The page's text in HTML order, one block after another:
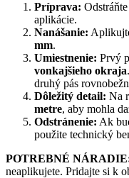
Príprava:
aplikácie.
Nanášanie:
mm.
Umiestnenie: Prvý
vonkajšieho okraja
druhý pás
Dôležitý detail: Na
metre, aby mohla
Odstránenie: Ak
použite technický
POTREBNÉ
neaplikujete. Pridajte si k